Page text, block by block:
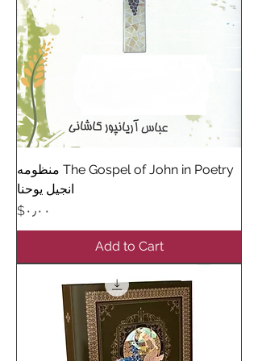
The Gospel of John in Poetry منظومه
انجیل یوحنا
Price
‎$۰٫۰۰
Add to Cart